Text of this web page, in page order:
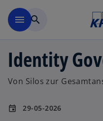
menu search
Identity
Von Silos zur
event 29-05-2026